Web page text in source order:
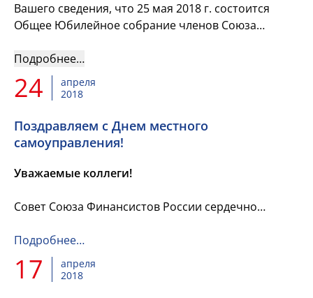
Вашего сведения, что 25 мая 2018 г. состоится
Общее Юбилейное собрание членов Союза
образования Союза Финансистов Рос...
Подробнее…
24
апреля
2018
Поздравляем с Днем местного
самоуправления!
Уважаемые коллеги!
Совет Союза Финансистов России сердечно
Подробнее…
17
апреля
2018